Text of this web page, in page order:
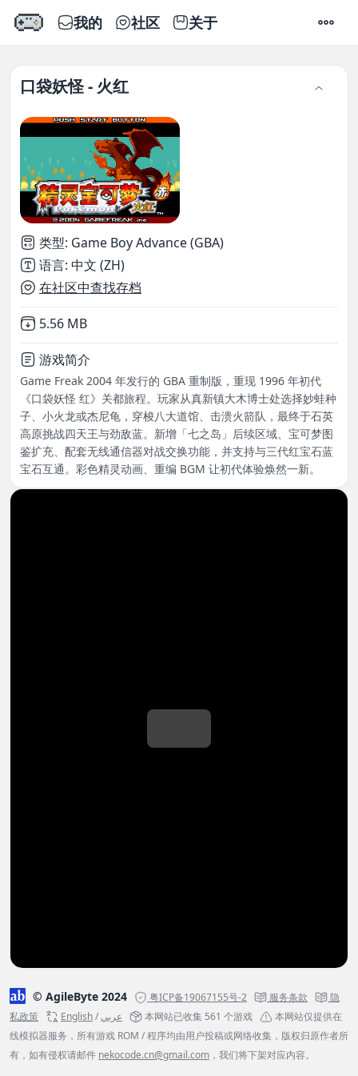
我的 社区 关于 设置
口袋妖怪 - 火红
类型: Game Boy Advance (GBA)
语言: 中文 (ZH)
在社区中查找存档
Not downloaded
5.56 MB
游戏简介
Game Freak 2004 年发行的 GBA 重制版，重现 1996 年初代
《口袋妖怪 红》关都旅程。玩家从真新镇大木博士处选择妙蛙种
子、小火龙或杰尼龟，穿梭八大道馆、击溃火箭队，最终于石英
高原挑战四天王与劲敌蓝。新增「七之岛」后续区域、宝可梦图
鉴扩充、配套无线通信器对战交换功能，并支持与三代红宝石蓝
宝石互通。彩色精灵动画、重编 BGM 让初代体验焕然一新。
© AgileByte 2024 粤ICP备19067155号-2 服务条款
隐
私政策
English/عربي 本网站已收集 561 个游戏
本网站仅提供在
线模拟器服务，所有游戏 ROM / 程序均由用户投稿或网络收集，版权归原作者所
有，如有侵权请邮件 nekocode.cn@gmail.com ，我们将下架对应内容。